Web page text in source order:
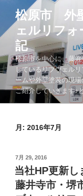
テ
ツ
へ
キ
ッ
松原市 外
ェルリフ
記
松原市を中心に、藤
しているリブウェル
ームや外壁塗装の現
ご紹介していきます♪
月: 2016年7月
投
稿
日:
7月 29, 2016
当社HP更新
藤井寺市・堺